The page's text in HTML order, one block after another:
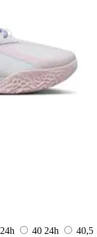
24h 40 24h
40,5